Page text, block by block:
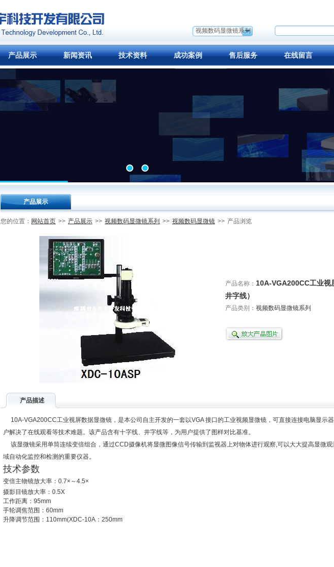
产品展示 新闻资讯 技术资料 成功案例 售后服务 在线留言
产品展示
您的位置： 网站首页 >> 产品展示 >> 视频数码显微镜系列 >> 视频数码显微镜 >> 产品浏览
产品名称： 10A-VGA200CC工业视
井字线）
产品类别： 视频数码显微镜系列
产品描述
10A-VGA200CC工业视屏数据显微镜，是本公司自主开发的一套以VGA 接口的工业视频显微镜，可直接连接电脑显示
户解决了在线观看等技术难题。该产品含有十字线、井字线等，为用户提供了图样对比基准。
该显微镜采用单筒连续变倍组合，通过CCD摄像机将显微图像信号传输到监视器上对物体进行观察,可以大大提高显微
域自动化监控和检测的重要仪器。
技术参数
变倍主物镜放大率：0.7×～4.5×
摄影目镜放大率：0.5X
工作距离：95mm
手轮调焦范围：60mm
升降调节范围：110mm(XDC-10A：250mm
视频数码显微镜系列